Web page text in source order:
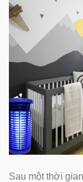
Sau một thời